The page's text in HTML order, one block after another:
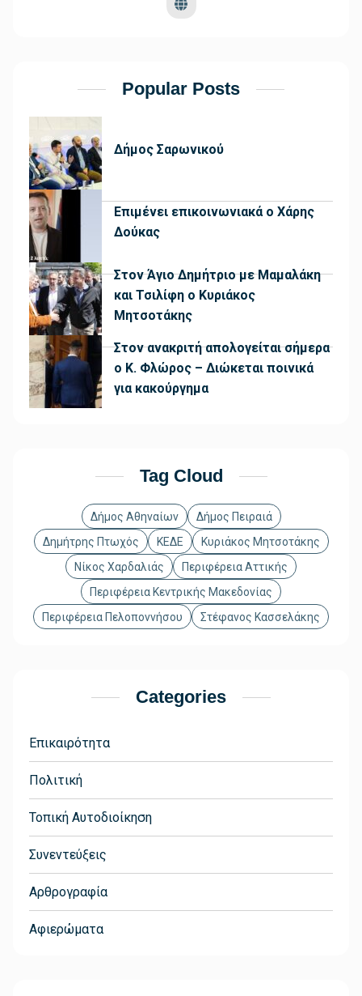
Popular Posts
Δήμος Σαρωνικού
Επιμένει επικοινωνιακά ο Χάρης
Δούκας
Στον Άγιο Δημήτριο με Μαμαλάκη
και Τσιλίφη ο Κυριάκος
Μητσοτάκης
Στον ανακριτή απολογείται σήμερα
ο Κ. Φλώρος – Διώκεται ποινικά
για κακούργημα
Tag Cloud
Δήμος Αθηναίων
Δήμος Πειραιά
Δημήτρης Πτωχός
ΚΕΔΕ
Κυριάκος Μητσοτάκης
Νίκος Χαρδαλιάς
Περιφέρεια Αττικής
Περιφέρεια Κεντρικής Μακεδονίας
Περιφέρεια Πελοποννήσου
Στέφανος Κασσελάκης
Categories
Επικαιρότητα
Πολιτική
Τοπική Αυτοδιοίκηση
Συνεντεύξεις
Αρθρογραφία
Αφιερώματα